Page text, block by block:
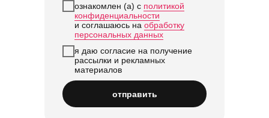
ознакомлен (а) с политикой
конфиденциальности
и соглашаюсь на обработку
персональных данных
я даю согласие на получение
рассылки и рекламных
материалов
отправить